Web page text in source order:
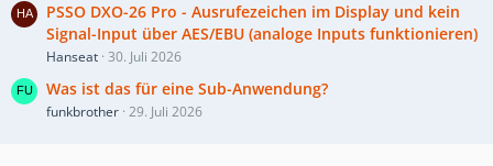
PSSO DXO-26 Pro - Ausrufezeichen im Display und kein
Signal-Input über AES/EBU (analoge Inputs funktionieren)
Hanseat 30. Juli 2026
Was ist das für eine Sub-Anwendung?
funkbrother 29. Juli 2026